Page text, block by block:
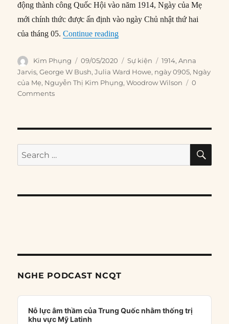
động thành công Quốc Hội vào năm 1914, Ngày của Mẹ
mới chính thức được ấn định vào ngày Chủ nhật thứ hai
của tháng 05.Continue reading“09/05/1914: Woodrow Wilson
Author
Kim Phụng
Posted
on
09/05/2020 Categories
Sự kiện Tags
1914,Anna
Jarvis,George W Bush,Julia Ward Howe, ngày 0905, Ngày
của Mẹ, Nguyễn Thị Kim Phụng,Woodrow Wilson
0
Comments
Search
for:
NGHE PODCAST NCQT
Audio
Player
Nỗ lực âm thầm của Trung Quốc nhằm thống trị
khu vực Mỹ Latinh